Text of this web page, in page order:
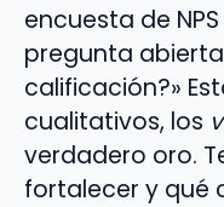
encuesta de
pregunta
calificación?»
cualitativos, los
verdadero oro.
fortalecer y qué